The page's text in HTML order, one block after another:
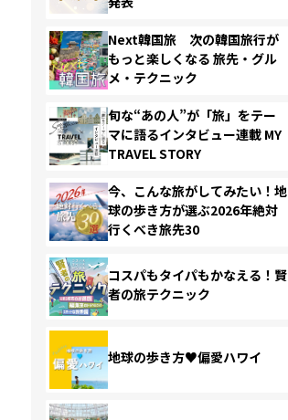
Next韓国旅 次の韓国旅行が
もっと楽しくなる 旅先・グル
メ・テクニック
旬な“あの人”が「旅」をテー
マに語るインタビュー連載 MY
TRAVEL STORY
今、こんな旅がしてみたい！地
球の歩き方が選ぶ2026年絶対
行くべき旅先30
コスパもタイパもかなえる！賢
者の旅テクニック
地球の歩き方♥偏愛ハワイ